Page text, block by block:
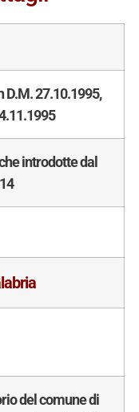
D.M. 27.10.1995,
introdotte dal
del comune di